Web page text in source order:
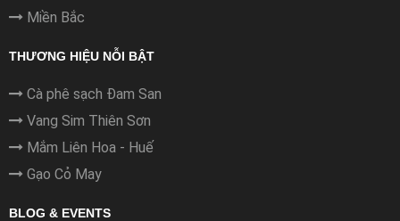
Miền Bắc
THƯƠNG HIỆU NỖI BẬT
Cà phê sạch Đam San
Vang Sim Thiên Sơn
Mắm Liên Hoa - Huế
Gạo Cỏ May
BLOG & EVENTS